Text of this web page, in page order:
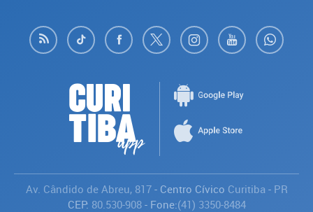
Av. Cândido de Abreu, 817- Centro Cívico Curitiba - PR
CEP: 80.530-908- Fone:(41) 3350-8484